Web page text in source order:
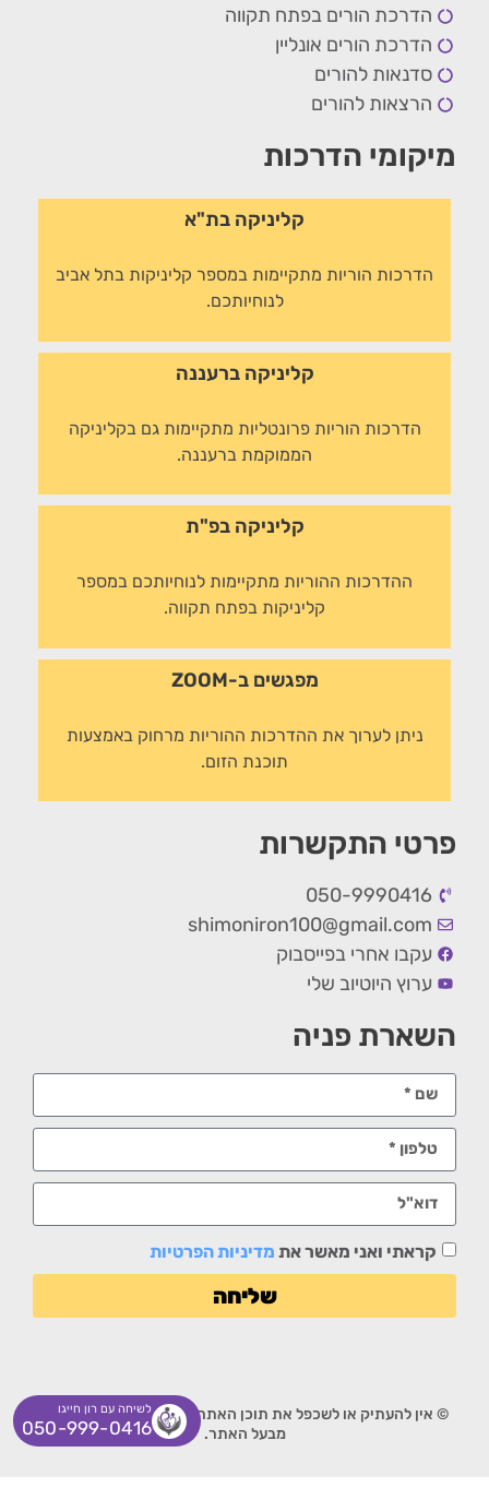
הדרכת הורים בפתח תקווה
הדרכת הורים אונליין
סדנאות להורים
הרצאות להורים
מיקומי הדרכות
קליניקה בת"א
הדרכות הוריות מתקיימות במספר קליניקות בתל אביב
לנוחיותכם.
קליניקה ברעננה
הדרכות הוריות פרונטליות מתקיימות גם בקליניקה
הממוקמת ברעננה.
קליניקה בפ"ת
ההדרכות ההוריות מתקיימות לנוחיותכם במספר
קליניקות בפתח תקווה.
מפגשים ב-ZOOM
ניתן לערוך את ההדרכות ההוריות מרחוק באמצעות
תוכנת הזום.
פרטי התקשרות
050-9990416
shimoniron100@gmail.com
עקבו אחרי בפייסבוק
ערוץ היוטיוב שלי
השארת פניה
קראתי ואני מאשר את מדיניות הפרטיות
שליחה
לשיחה עם רון חייגו
050-999-0416
© אין להעתיק או לשכפל את תוכן האתר ללא אישור מפורש בכתב
מבעל האתר.